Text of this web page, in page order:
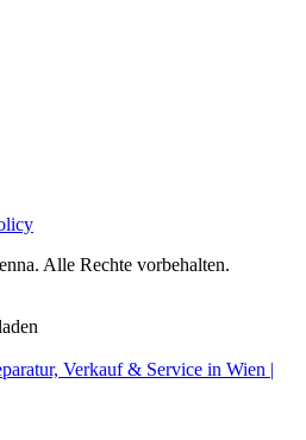
Alle Rechte vorbehalten.